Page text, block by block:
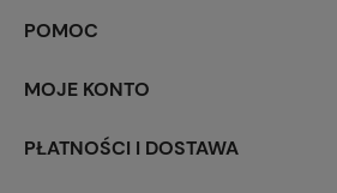
POMOC
MOJE KONTO
PŁATNOŚCI I DOSTAWA